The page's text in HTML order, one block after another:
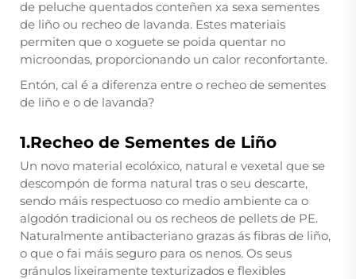
de peluche quentados conteñen xa sexa sementes
de liño ou recheo de lavanda. Estes materiais
permiten que o xoguete se poida quentar no
microondas, proporcionando un calor reconfortante.
Entón, cal é a diferenza entre o recheo de sementes
de liño e o de lavanda?
1.Recheo de Sementes de Liño
Un novo material ecolóxico, natural e vexetal que se
descompón de forma natural tras o seu descarte,
sendo máis respectuoso co medio ambiente ca o
algodón tradicional ou os recheos de pellets de PE.
Naturalmente antibacteriano grazas ás fibras de liño,
o que o fai máis seguro para os nenos. Os seus
gránulos lixeiramente texturizados e flexibles